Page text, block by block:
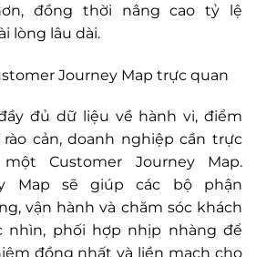
đồng thời nâng cao tỷ lệ
lòng lâu dài.
Journey Map trực quan
đủ dữ liệu về hành vi, điểm
cản, doanh nghiệp cần trực
Customer Journey Map.
Map sẽ giúp các bộ phận
vận hành và chăm sóc khách
nhìn, phối hợp nhịp nhàng để
đồng nhất và liền mạch cho